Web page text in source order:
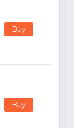
Buy
Buy